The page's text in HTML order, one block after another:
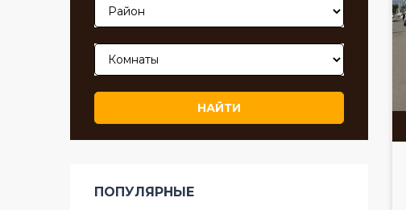
НАЙТИ
ПОПУЛЯРНЫЕ